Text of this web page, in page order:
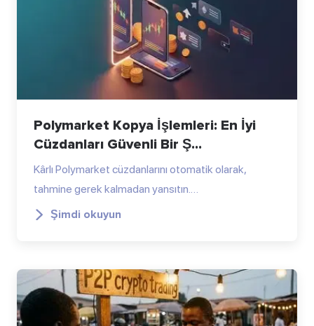
Polymarket Kopya İşlemleri: En İyi
Cüzdanları Güvenli Bir Ş...
Kârlı Polymarket cüzdanlarını otomatik olarak,
tahmine gerek kalmadan yansıtın.…
Şimdi okuyun